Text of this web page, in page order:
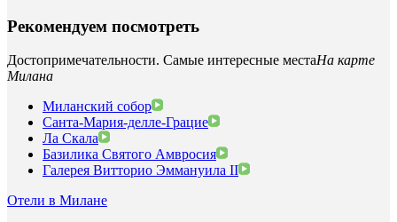
Рекомендуем посмотреть
Достопримечательности. Самые интересные местаНа карте
Милана
Миланский собор
Санта-Мария-делле-Грацие
Ла Скала
Базилика Святого Амвросия
Галерея Витторио Эммануила II
Отели в Милане